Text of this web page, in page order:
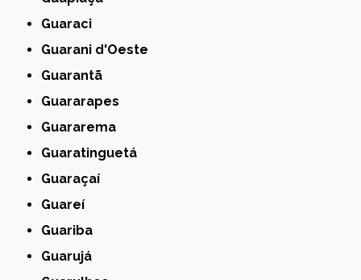
Guaraci
Guarani d'Oeste
Guarantã
Guararapes
Guararema
Guaratinguetá
Guaraçaí
Guareí
Guariba
Guarujá